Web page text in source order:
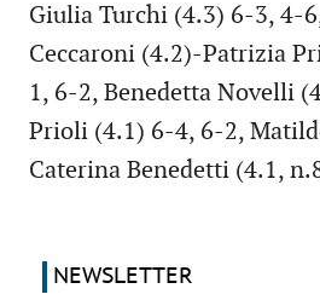
Giulia Turchi (4.3) 6-3, 4-
Ceccaroni (4.2)-Patrizia
1, 6-2, Benedetta Novelli
Prioli (4.1) 6-4, 6-2,
Caterina Benedetti (4.1,
NEWSLETTER